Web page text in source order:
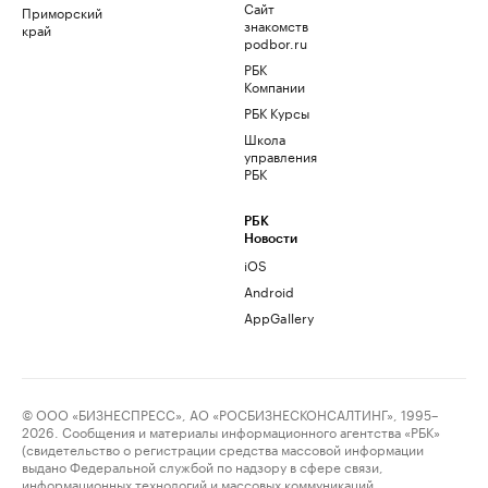
Приморский
край
Сайт
знакомств
podbor.ru
РБК
Компании
РБК Курсы
Школа
управления
РБК
РБК
Новости
iOS
Android
AppGallery
© ООО «БИЗНЕСПРЕСС», АО «РОСБИЗНЕСКОНСАЛТИНГ», 1995–
2026. Сообщения и материалы информационного агентства «РБК»
(свидетельство о регистрации средства массовой информации
выдано Федеральной службой по надзору в сфере связи,
информационных технологий и массовых коммуникаций